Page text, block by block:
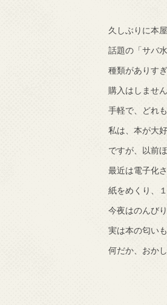
久しぶりに本
話題の「サバ
種類がありす
購入はしませ
手軽で、どれ
私は、本が大好
ですが、以前
最近は電子化
紙をめくり、
今夜はのんび
実は本の匂い
何だか、おか